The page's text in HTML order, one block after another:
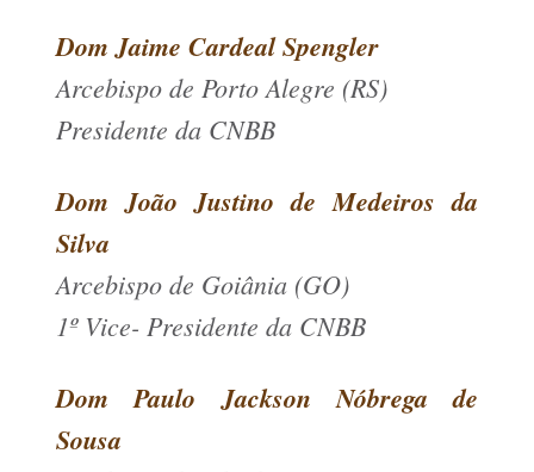
Dom Jaime Cardeal Spengler
Arcebispo de Porto Alegre (RS)
Presidente da CNBB
Dom João Justino de Medeiros da
Silva
Arcebispo de Goiânia (GO)
1º Vice- Presidente da CNBB
Dom Paulo Jackson Nóbrega de
Sousa